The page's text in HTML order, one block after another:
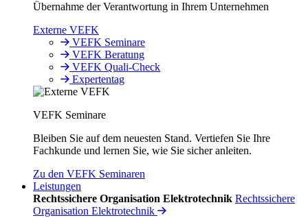
Übernahme der Verantwortung in Ihrem Unternehmen
Externe VEFK
VEFK Seminare
VEFK Beratung
VEFK Quali-Check
Expertentag
VEFK Seminare
Bleiben Sie auf dem neuesten Stand. Vertiefen Sie Ihre
Fachkunde und lernen Sie, wie Sie sicher anleiten.
Zu den VEFK Seminaren
Leistungen
Rechtssichere Organisation Elektrotechnik Rechtssichere
Organisation Elektrotechnik